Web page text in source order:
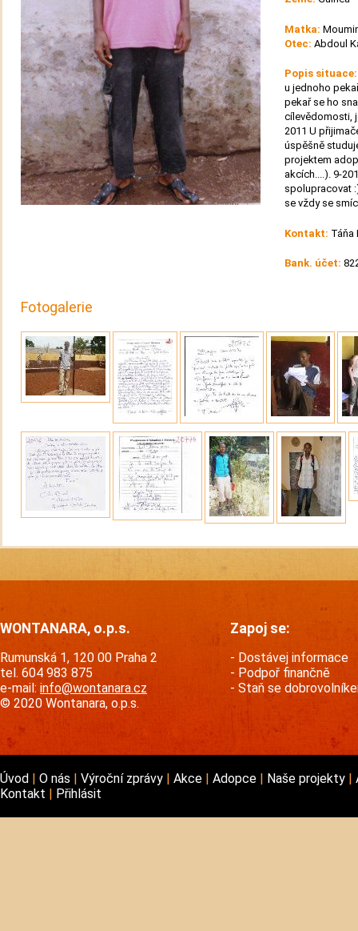
Matka:
Otec: Abdoul
Popis
u jednoho
pekař se ho
cílevědomosti,
2011 U
úspěšně
projektem
akcích....). 9-
spolupracovat
se vždy se
Kontakt: Táňa
Bank. účet:
Fotogalerie
WONTANARA, o.p.s.
Rumunská 1, 120 00 Praha 2
tel. 604 983 875
e-mail: info@wontanara.cz
© 2020 Wontanara, o.p.s.
Zapoj se:
Dostávej informace
Podpoř finančně
Staň se
Úvod O nás Výroční zprávy Akce Adopce Naše projekty
Kontakt
Přihlásit